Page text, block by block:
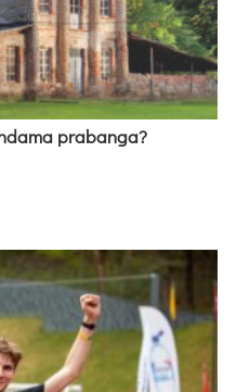
pra­ban­ga?